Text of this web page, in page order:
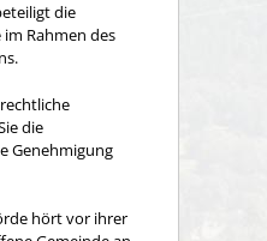
die
Rahmen des
die
Genehmigung
hört vor ihrer